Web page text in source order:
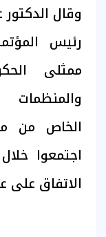
وقال
رئيس
ممثلى
والمنظمات
الخاص من
اجتمعوا
الاتفاق على